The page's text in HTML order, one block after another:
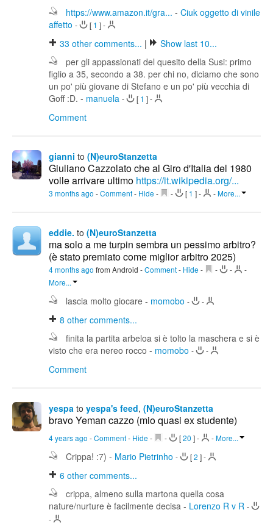
https://www.amazon.it/gra... - Ciuk oggetto di vinile
affetto - [ 1 ]-
33 other comments... |
Show last 10...
per gli appassionati del quesito della Susi: primo
figlio a 35, secondo a 38. per chi no, diciamo che sono
un po' più giovane di Stefano e un po' più vecchia di
Goff :D. - manuela - [ 1 ]-
Comment
gianni to (N)euroStanzetta
Giuliano Cazzolato che al Giro d'Italia del 1980
volle arrivare ultimo https://it.wikipedia.org/...
3 months ago -Comment- Hide - - [ 1 ]- -More...
eddie. to (N)euroStanzetta
ma solo a me turpin sembra un pessimo arbitro?
(è stato premiato come miglior arbitro 2025)
4 months ago from Android -Comment- Hide - - -
-
More...
lascia molto giocare - momobo - -
8 other comments...
finita la partita arbeloa si è tolto la maschera e si è
visto che era nereo rocco - momobo - -
Comment
yespa to yespa's feed, (N)euroStanzetta
bravo Yeman cazzo (mio quasi ex studente)
4 years ago -Comment- Hide - - [20 ]- -More...
Crippa! :7) - Mario Pietrinho - [2 ]-
6 other comments...
crippa, almeno sulla martona quella cosa
nature/nurture è facilmente decisa - Lorenzo R v R -
-